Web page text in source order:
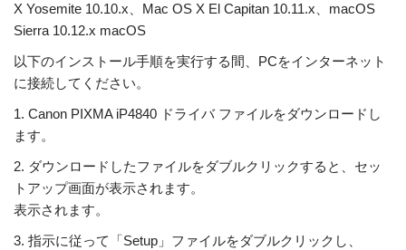
X Yosemite 10.10.x、Mac OS X El Capitan 10.11.x、macOS
Sierra 10.12.x macOS
以下のインストール手順を実行する間、PCをインターネット
に接続してください。
1. Canon PIXMA iP4840 ドライバ ファイルをダウンロードし
ます。
2. ダウンロードしたファイルをダブルクリックすると、セッ
トアップ画面が表示されます。
表示されます。
3. 指示に従って「Setup」ファイルをダブルクリックし、